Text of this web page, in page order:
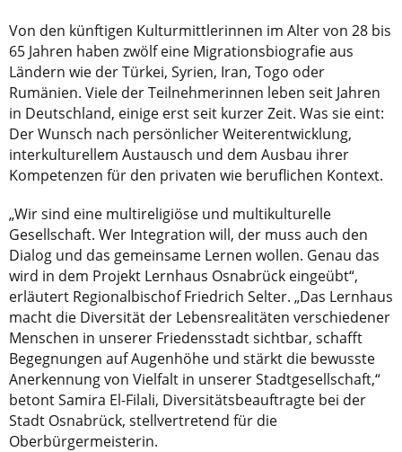
Von den künftigen Kulturmittlerinnen im Alter von 28 bis
65 Jahren haben zwölf eine Migrationsbiografie aus
Ländern wie der Türkei, Syrien, Iran, Togo oder
Rumänien. Viele der Teilnehmerinnen leben seit Jahren
in Deutschland, einige erst seit kurzer Zeit. Was sie eint:
Der Wunsch nach persönlicher Weiterentwicklung,
interkulturellem Austausch und dem Ausbau ihrer
Kompetenzen für den privaten wie beruflichen Kontext.
„Wir sind eine multireligiöse und multikulturelle
Gesellschaft. Wer Integration will, der muss auch den
Dialog und das gemeinsame Lernen wollen. Genau das
wird in dem Projekt Lernhaus Osnabrück eingeübt“,
erläutert Regionalbischof Friedrich Selter. „Das Lernhaus
macht die Diversität der Lebensrealitäten verschiedener
Menschen in unserer Friedensstadt sichtbar, schafft
Begegnungen auf Augenhöhe und stärkt die bewusste
Anerkennung von Vielfalt in unserer Stadtgesellschaft,“
betont Samira El-Filali, Diversitätsbeauftragte bei der
Stadt Osnabrück, stellvertretend für die
Oberbürgermeisterin.